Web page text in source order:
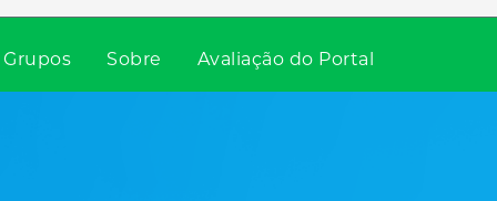
Grupos Sobre Avaliação do Portal